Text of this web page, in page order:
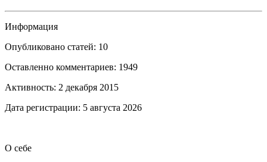
Информация
Опубликовано статей: 10
Оставленно комментариев: 1949
Активность: 2 декабря 2015
Дата регистрации: 5 августа 2026
О себе